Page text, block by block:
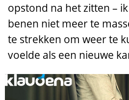
opstond na het zitten –
benen niet meer te
te strekken om weer te
voelde als een nieuwe